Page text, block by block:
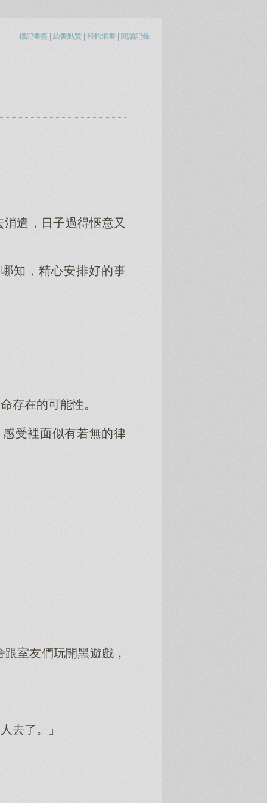
標記書簽 | 給書點贊 | 報錯求書 | 閱讀記錄
遣，日子過得愜意又
知，精心安排好的事
存在的可能性。
受裡面似有若無的律
室友們玩開黑遊戲，
去了。」